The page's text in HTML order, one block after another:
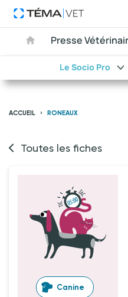
Presse
Le Socio Pro
ACCUEIL RONEAUX
Toutes les fiches
Canine